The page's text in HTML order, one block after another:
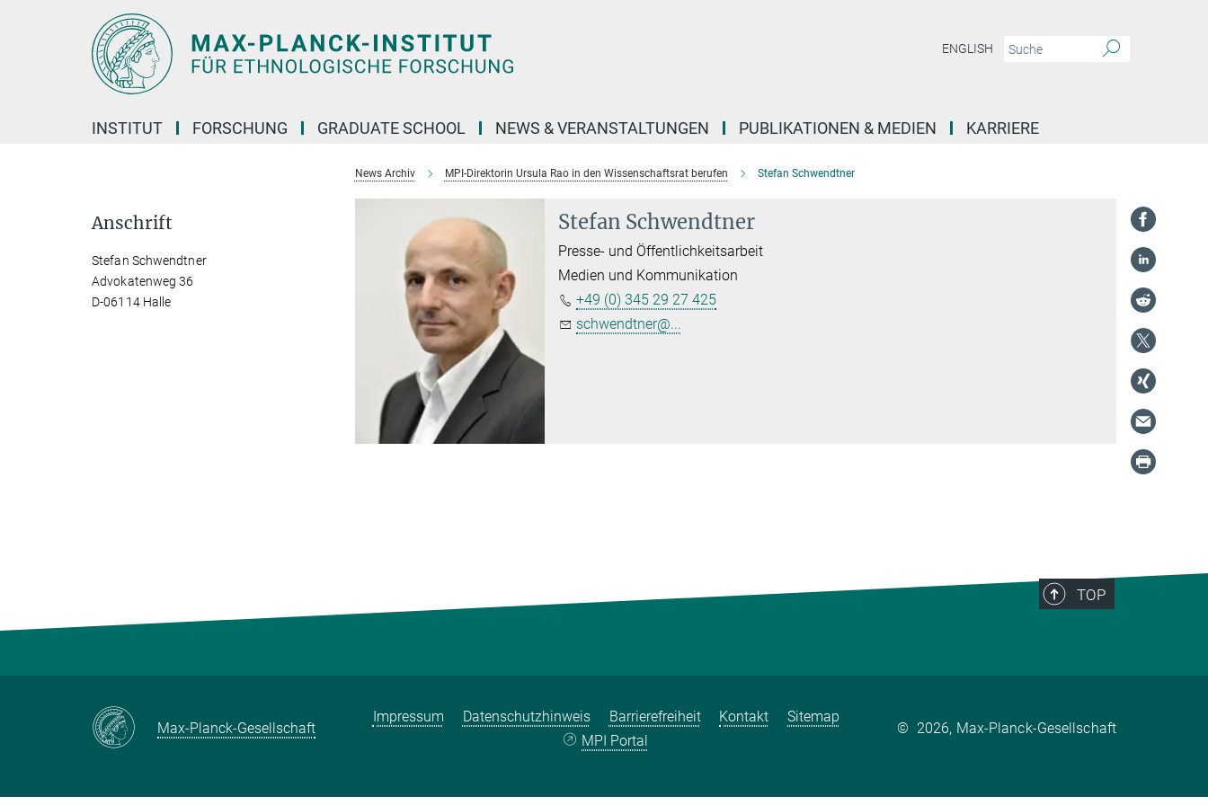
ENGLISH
INSTITUT FORSCHUNG GRADUATE SCHOOL NEWS & VERANSTALTUNGEN PUBLIKATIONEN & MEDIEN KARRIERE
News Archiv MPI-Direktorin Ursula Rao in den Wissenschaftsrat berufen Stefan Schwendtner
Stefan Schwendtner
Presse- und Öffentlichkeitsarbeit
Medien und Kommunikation
+49 (0) 345 29 27 425
schwendtner@...
Anschrift
Stefan Schwendtner
Advokatenweg 36
D-06114 Halle
TOP
Max-Planck-Gesellschaft
Impressum Datenschutzhinweis Barrierefreiheit Kontakt
Sitemap
MPI Portal
© 2026, Max-Planck-Gesellschaft